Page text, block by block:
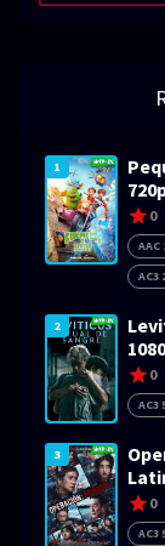
1
0
AAC
AC3
2
0
AC3
3
0
AC3